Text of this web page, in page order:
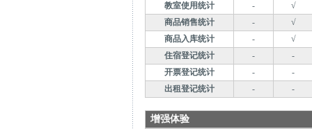
教室使用统计
-
√
商品销售统计
-
√
商品入库统计
-
√
住宿登记统计
-
-
开票登记统计
-
-
出租登记统计
- -
增强体验